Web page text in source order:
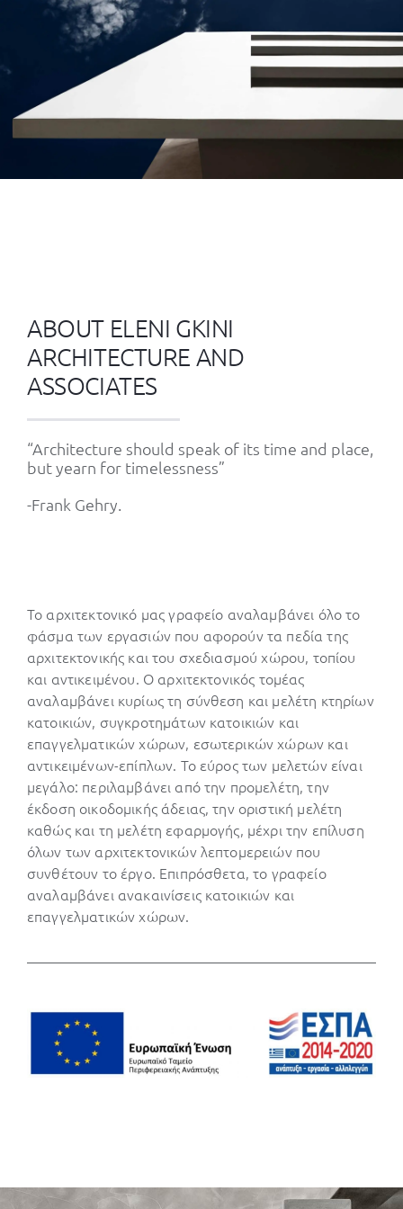
ABOUT ELENI GKINI
ARCHITECTURE AND
ASSOCIATES
“Architecture should speak of its time and place,
but yearn for timelessness”
-Frank Gehry.
Το αρχιτεκτονικό μας γραφείο αναλαμβάνει όλο το
φάσμα των εργασιών που αφορούν τα πεδία της
αρχιτεκτονικής και του σχεδιασμού χώρου, τοπίου
και αντικειμένου. Ο αρχιτεκτονικός τομέας
αναλαμβάνει κυρίως τη σύνθεση και μελέτη κτηρίων
κατοικιών, συγκροτημάτων κατοικιών και
επαγγελματικών χώρων, εσωτερικών χώρων και
αντικειμένων-επίπλων. Το εύρος των μελετών είναι
μεγάλο: περιλαμβάνει από την προμελέτη, την
έκδοση οικοδομικής άδειας, την οριστική μελέτη
καθώς και τη μελέτη εφαρμογής, μέχρι την επίλυση
όλων των αρχιτεκτονικών λεπτομερειών που
συνθέτουν το έργο. Επιπρόσθετα, το γραφείο
αναλαμβάνει ανακαινίσεις κατοικιών και
επαγγελματικών χώρων.